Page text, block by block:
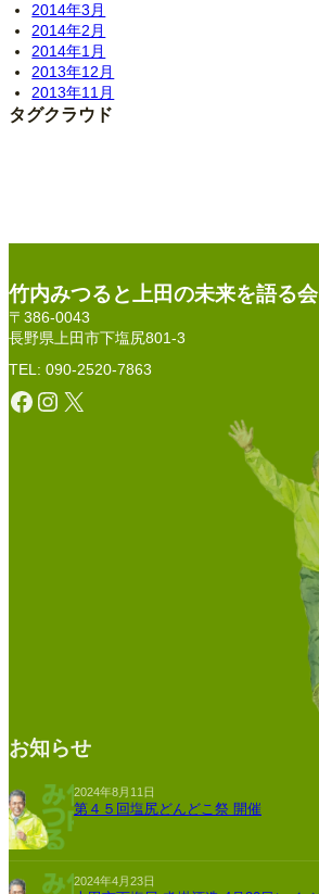
2014年3月
2014年2月
2014年1月
2013年12月
2013年11月
タグクラウド
竹内みつると上田の未来を語る会
〒386-0043
長野県上田市下塩尻801-3
TEL: 090-2520-7863
Facebook Instagram X
お知らせ
2024年8月11日
第４５回塩尻どんどこ祭 開催
2024年4月23日